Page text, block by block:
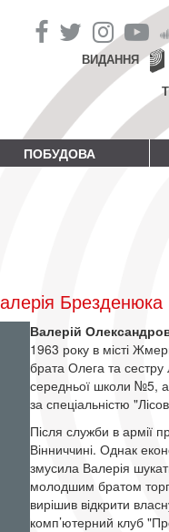
ВИДАННЯ
ПОБУДОВА
Брезденюка
Валерій
1963 року в місті
брата Олега та сестру
середньої школи №5, а
за спеціальністю
Після служби в армії
Вінниччині. Однак
змусила Валерія
молодшим братом
вирішив відкрити
комп’ютерний клуб